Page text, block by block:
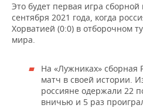
ОТКРЫТАЯ ЛЕКЦИЯ
БАСКЕТБОЛ
ВОЛЕЙБОЛ
КИБЕРСПОРТ
ФИГУРНОЕ КАТАНИЕ
ИНФРАСТРУКТУРА
ИСТОРИЯ
КУЛЬТУРА
МЕДИЦИНА
СПРАВОЧНИК
СПИСОК ПЕРСОН
СПИСОК КОМПАНИЙ
ПОЛНАЯ ВЕРСИЯ
Это будет первая игра сборной
сентября 2021 года, когда
Хорватией (0:0) в отборочном
мира.
На «Лужниках» сборная
матч в своей истории.
россияне одержали 22
вничью и 5 раз